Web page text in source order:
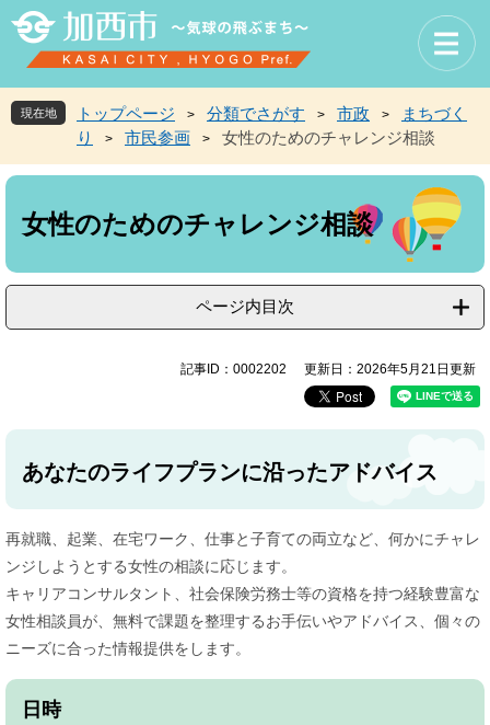
先
頭
す
を
飛
し
へ
現在地 トップページ > 分類でさがす > 市政 >
まちづく
り
> 市民参画 > 女性のためのチャレンジ相談
本
女性のためのチャレンジ相談
ページ内目次
記事ID：0002202 更新日：2026年5月21日更新
​あなたのライフプランに沿ったアドバイス
再就職、起業、在宅ワーク、仕事と子育ての両立など、何かにチャレ
ンジしようとする女性の相談に応じます。
キャリアコンサルタント、社会保険労務士等の資格を持つ経験豊富な
女性相談員が、無料で課題を整理するお手伝いやアドバイス、個々の
ニーズに合った情報提供をします。
日時